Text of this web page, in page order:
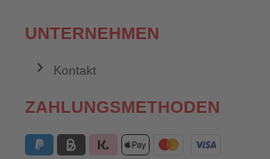
UNTERNEHMEN
Kontakt
ZAHLUNGSMETHODEN